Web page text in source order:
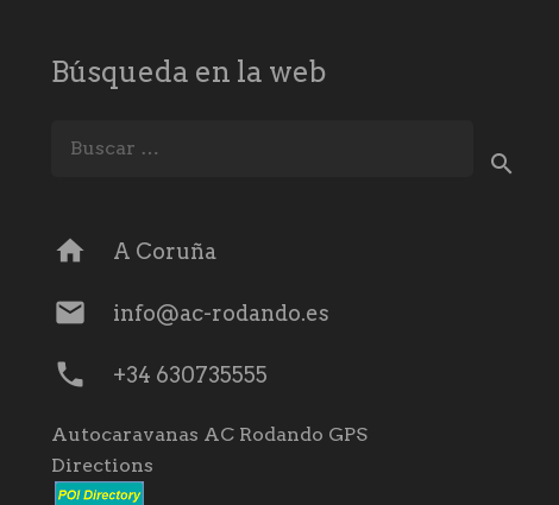
Búsqueda en la web
home A Coruña
mail info@ac-rodando.es
phone +34 630735555
Autocaravanas AC Rodando GPS
Directions